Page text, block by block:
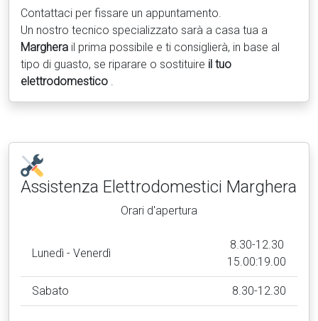
Contattaci per fissare un appuntamento.
Un nostro tecnico specializzato sarà a casa tua a
Marghera il prima possibile e ti consiglierà, in base al
tipo di guasto, se riparare o sostituire il tuo
elettrodomestico .
Assistenza Elettrodomestici Marghera
Orari d'apertura
Lunedì - Venerdì
8.30-12.30
15.00:19.00
Sabato 8.30-12.30